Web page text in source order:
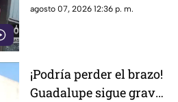
permanecerá seis meses en
agosto 07, 2026 12:36 p. m.
¡Podría perder el brazo!
Guadalupe sigue grave